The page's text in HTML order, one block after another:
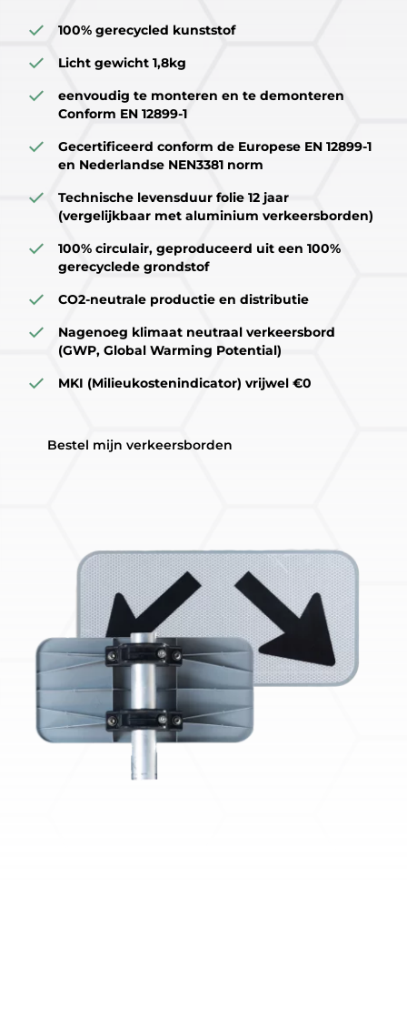
100% gerecycled kunststof
Licht gewicht 1,8kg
eenvoudig te monteren en te demonteren
Conform EN 12899-1
Gecertificeerd conform de Europese EN 12899-1
en Nederlandse NEN3381 norm
Technische levensduur folie 12 jaar
(vergelijkbaar met aluminium verkeersborden)
100% circulair, geproduceerd uit een 100%
gerecyclede grondstof
CO2-neutrale productie en distributie
Nagenoeg klimaat neutraal verkeersbord
(GWP, Global Warming Potential)
MKI (Milieukostenindicator) vrijwel €0
Bestel mijn verkeersborden